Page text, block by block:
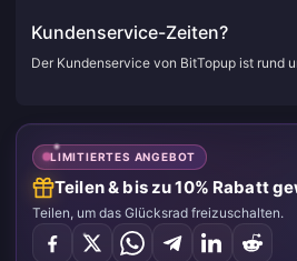
Kundenservice-Zeiten?
Der Kundenservice von BitTopup ist rund
LIMITIERTES ANGEBOT
Teilen & bis zu 10% Rabatt
Teilen, um das Glücksrad freizuschalten.